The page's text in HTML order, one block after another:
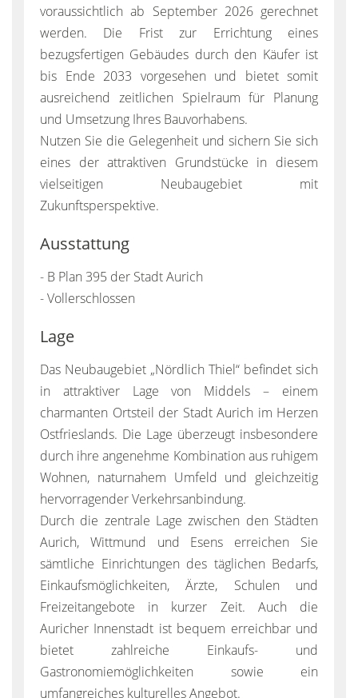
voraussichtlich ab September 2026 gerechnet
werden. Die Frist zur Errichtung eines
bezugsfertigen Gebäudes durch den Käufer ist
bis Ende 2033 vorgesehen und bietet somit
ausreichend zeitlichen Spielraum für Planung
und Umsetzung Ihres Bauvorhabens.
Nutzen Sie die Gelegenheit und sichern Sie sich
eines der attraktiven Grundstücke in diesem
vielseitigen Neubaugebiet mit
Zukunftsperspektive.
Ausstattung
- B Plan 395 der Stadt Aurich
- Vollerschlossen
Lage
Das Neubaugebiet „Nördlich Thiel“ befindet sich
in attraktiver Lage von Middels – einem
charmanten Ortsteil der Stadt Aurich im Herzen
Ostfrieslands. Die Lage überzeugt insbesondere
durch ihre angenehme Kombination aus ruhigem
Wohnen, naturnahem Umfeld und gleichzeitig
hervorragender Verkehrsanbindung.
Durch die zentrale Lage zwischen den Städten
Aurich, Wittmund und Esens erreichen Sie
sämtliche Einrichtungen des täglichen Bedarfs,
Einkaufsmöglichkeiten, Ärzte, Schulen und
Freizeitangebote in kurzer Zeit. Auch die
Auricher Innenstadt ist bequem erreichbar und
bietet zahlreiche Einkaufs- und
Gastronomiemöglichkeiten sowie ein
umfangreiches kulturelles Angebot.